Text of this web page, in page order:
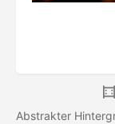
Abstrakter